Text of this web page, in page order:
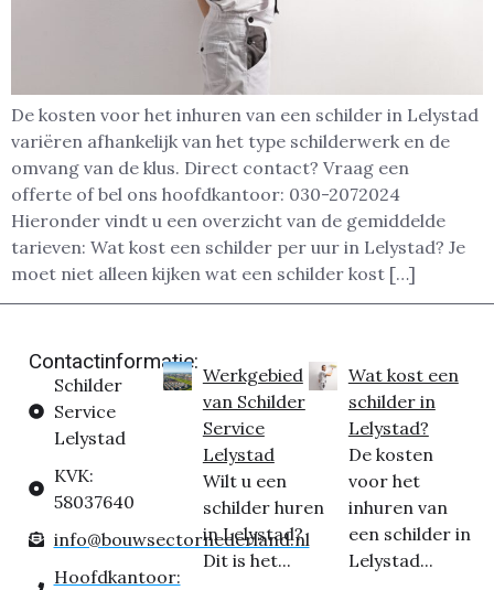
De kosten voor het inhuren van een schilder in Lelystad
variëren afhankelijk van het type schilderwerk en de
omvang van de klus. Direct contact? Vraag een
offerte of bel ons hoofdkantoor: 030-2072024
Hieronder vindt u een overzicht van de gemiddelde
tarieven: Wat kost een schilder per uur in Lelystad? Je
moet niet alleen kijken wat een schilder kost […]
Contactinformatie:
Schilder
Service
Lelystad
KVK:
58037640
info@bouwsectornederland.nl
Hoofdkantoor:
Werkgebied
van Schilder
Service
Lelystad
Wilt u een
schilder huren
in Lelystad?
Dit is het...
Wat kost een
schilder in
Lelystad?
De kosten
voor het
inhuren van
een schilder in
Lelystad...